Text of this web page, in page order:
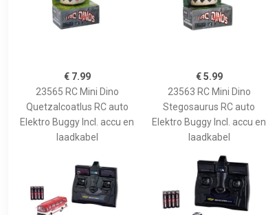
€ 7.99
23565 RC Mini Dino
Quetzalcoatlus RC auto
Elektro Buggy Incl. accu en
laadkabel
€ 5.99
23563 RC Mini Dino
Stegosaurus RC auto
Elektro Buggy Incl. accu en
laadkabel